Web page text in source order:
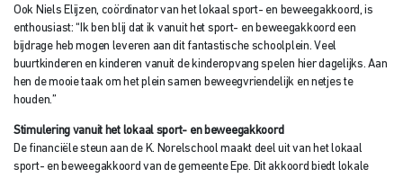
Ook Niels Elijzen, coördinator van het lokaal sport- en beweegakkoord, is
enthousiast: “Ik ben blij dat ik vanuit het sport- en beweegakkoord een
bijdrage heb mogen leveren aan dit fantastische schoolplein. Veel
buurtkinderen en kinderen vanuit de kinderopvang spelen hier dagelijks. Aan
hen de mooie taak om het plein samen beweegvriendelijk en netjes te
houden.”
Stimulering vanuit het lokaal sport- en beweegakkoord
De financiële steun aan de K. Norelschool maakt deel uit van het lokaal
sport- en beweegakkoord van de gemeente Epe. Dit akkoord biedt lokale